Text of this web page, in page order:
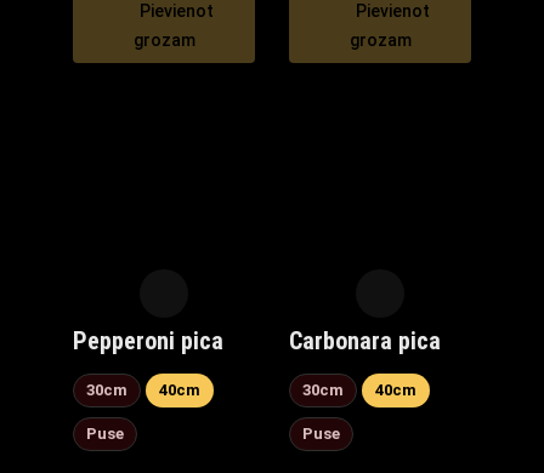
Pievienot
grozam
Pievienot
grozam
Pepperoni pica
30cm 40cm
Puse
Carbonara pica
30cm 40cm
Puse